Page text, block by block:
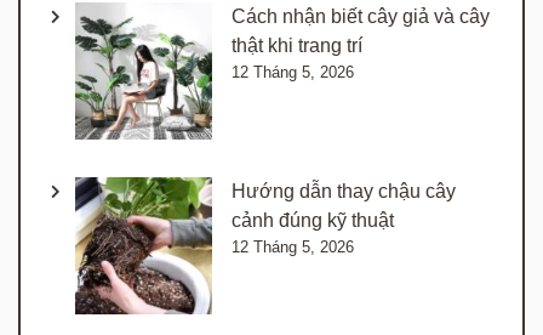
Cách nhận biết cây giả và cây
thật khi trang trí
12 Tháng 5, 2026
Hướng dẫn thay chậu cây
cảnh đúng kỹ thuật
12 Tháng 5, 2026